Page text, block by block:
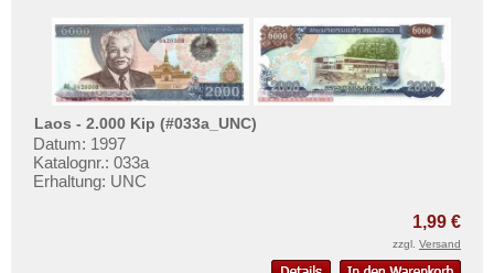
Laos - 2.000 Kip (#033a_UNC)
Datum: 1997
Katalognr.: 033a
Erhaltung: UNC
1,99 €
zzgl. Versand